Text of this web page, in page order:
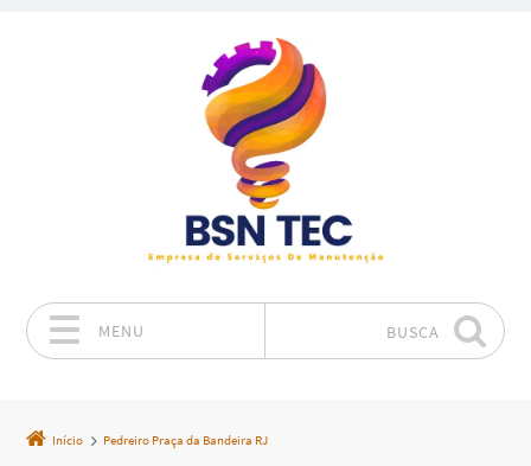
MENU BUSCA
Início Pedreiro Praça da Bandeira RJ